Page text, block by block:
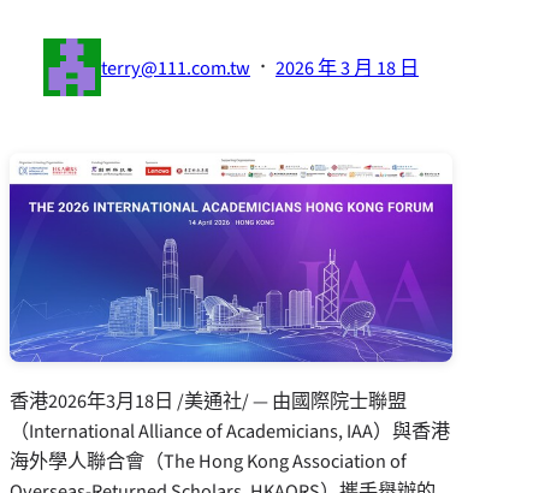
terry@111.com.tw · 2026 年 3 月 18 日
香港2026年3月18日 /美通社/ — 由國際院士聯盟
（International Alliance of Academicians, IAA）與香港
海外學人聯合會（The Hong Kong Association of